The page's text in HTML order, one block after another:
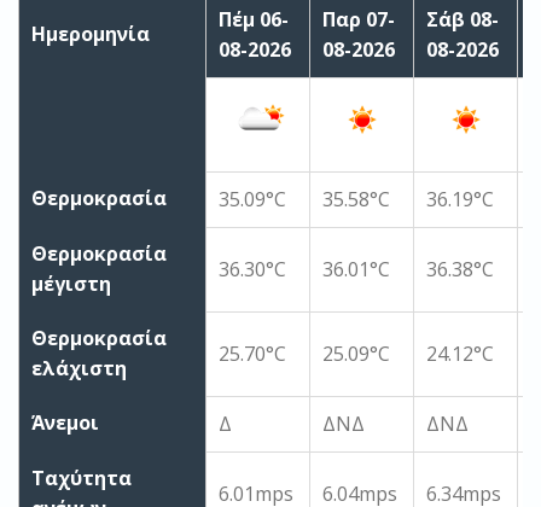
Ημερομηνία
Πέμ 06-
08-2026
Παρ 07-
08-2026
Σάβ 08-
08-2026
Θερμοκρασία 35.09°C 35.58°C 36.19°C
Θερμοκρασία
μέγιστη
36.30°C 36.01°C 36.38°C
Θερμοκρασία
ελάχιστη
25.70°C 25.09°C 24.12°C
Άνεμοι Δ ΔΝΔ ΔΝΔ
Ταχύτητα
6.01mps 6.04mps 6.34mps